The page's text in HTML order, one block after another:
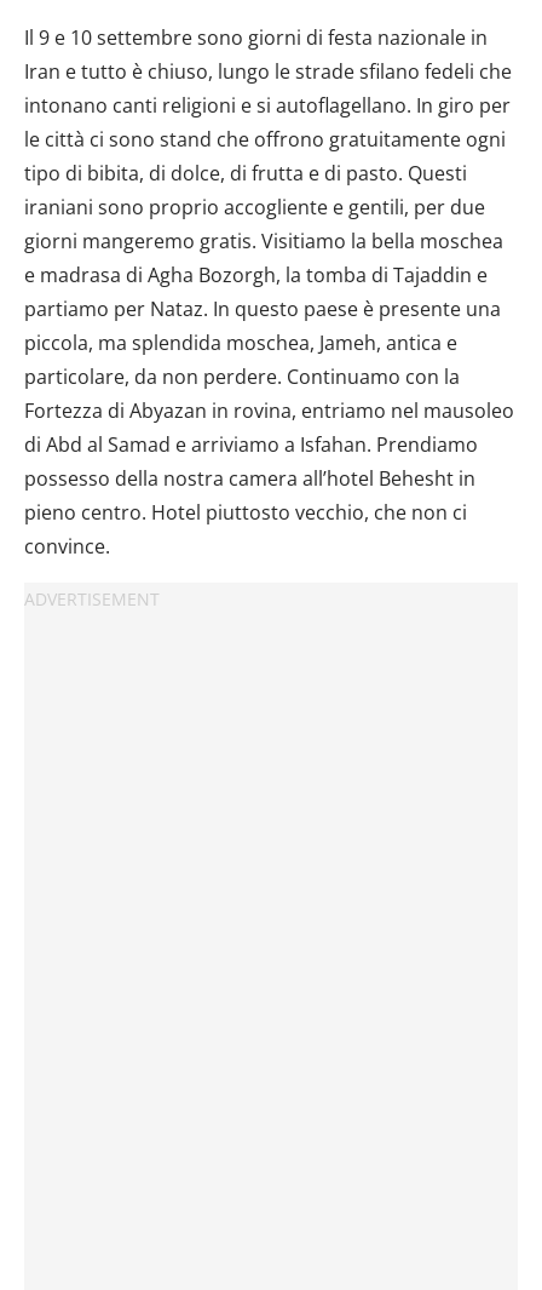
Il 9 e 10 settembre sono giorni di festa nazionale in
Iran e tutto è chiuso, lungo le strade sfilano fedeli che
intonano canti religioni e si autoflagellano. In giro per
le città ci sono stand che offrono gratuitamente ogni
tipo di bibita, di dolce, di frutta e di pasto. Questi
iraniani sono proprio accogliente e gentili, per due
giorni mangeremo gratis. Visitiamo la bella moschea
e madrasa di Agha Bozorgh, la tomba di Tajaddin e
partiamo per Nataz. In questo paese è presente una
piccola, ma splendida moschea, Jameh, antica e
particolare, da non perdere. Continuamo con la
Fortezza di Abyazan in rovina, entriamo nel mausoleo
di Abd al Samad e arriviamo a Isfahan. Prendiamo
possesso della nostra camera all’hotel Behesht in
pieno centro. Hotel piuttosto vecchio, che non ci
convince.